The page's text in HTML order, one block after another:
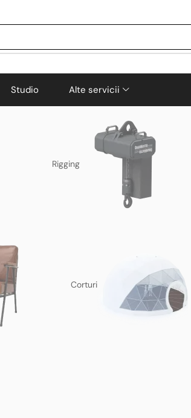
Studio Alte servicii
Rigging
Corturi